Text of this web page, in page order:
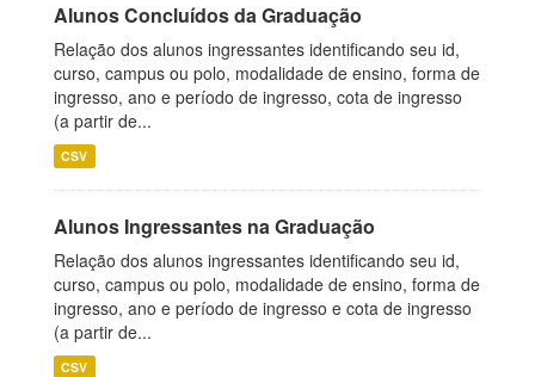
Alunos Concluídos da Graduação
Relação dos alunos ingressantes identificando seu id,
curso, campus ou polo, modalidade de ensino, forma de
ingresso, ano e período de ingresso, cota de ingresso
(a partir de...
CSV
Alunos Ingressantes na Graduação
Relação dos alunos ingressantes identificando seu id,
curso, campus ou polo, modalidade de ensino, forma de
ingresso, ano e período de ingresso e cota de ingresso
(a partir de...
CSV